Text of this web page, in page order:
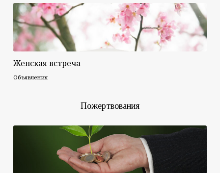
Женская встреча
Объявления
Пожертвования